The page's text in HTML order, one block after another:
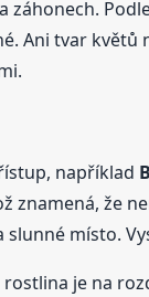
záhonech.
Ani tvar
například
znamená, že
místo.
je na